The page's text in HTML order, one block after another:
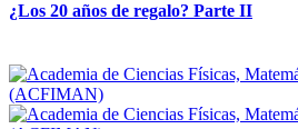
¿Los 20 años de regalo? Parte II